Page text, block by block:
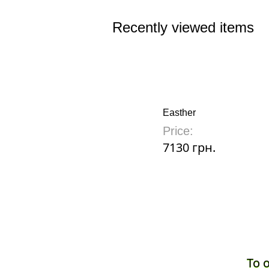
Recently viewed items
Easther
Price:
7130 грн.
To